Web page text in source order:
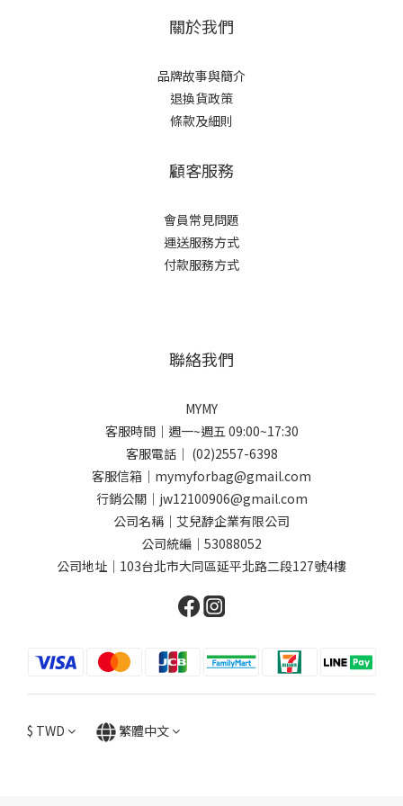
關於我們
品牌故事與簡介
退換貨政策
條款及細則
顧客服務
會員常見問題
運送服務方式
付款服務方式
聯絡我們
MYMY
客服時間｜週一~週五 09:00~17:30
客服電話｜ (02)2557-6398
客服信箱｜mymyforbag@gmail.com
行銷公關｜jw12100906@gmail.com
公司名稱｜艾兒馞企業有限公司
公司統編｜53088052
公司地址｜103台北市大同區延平北路二段127號4樓
$ TWD 繁體中文